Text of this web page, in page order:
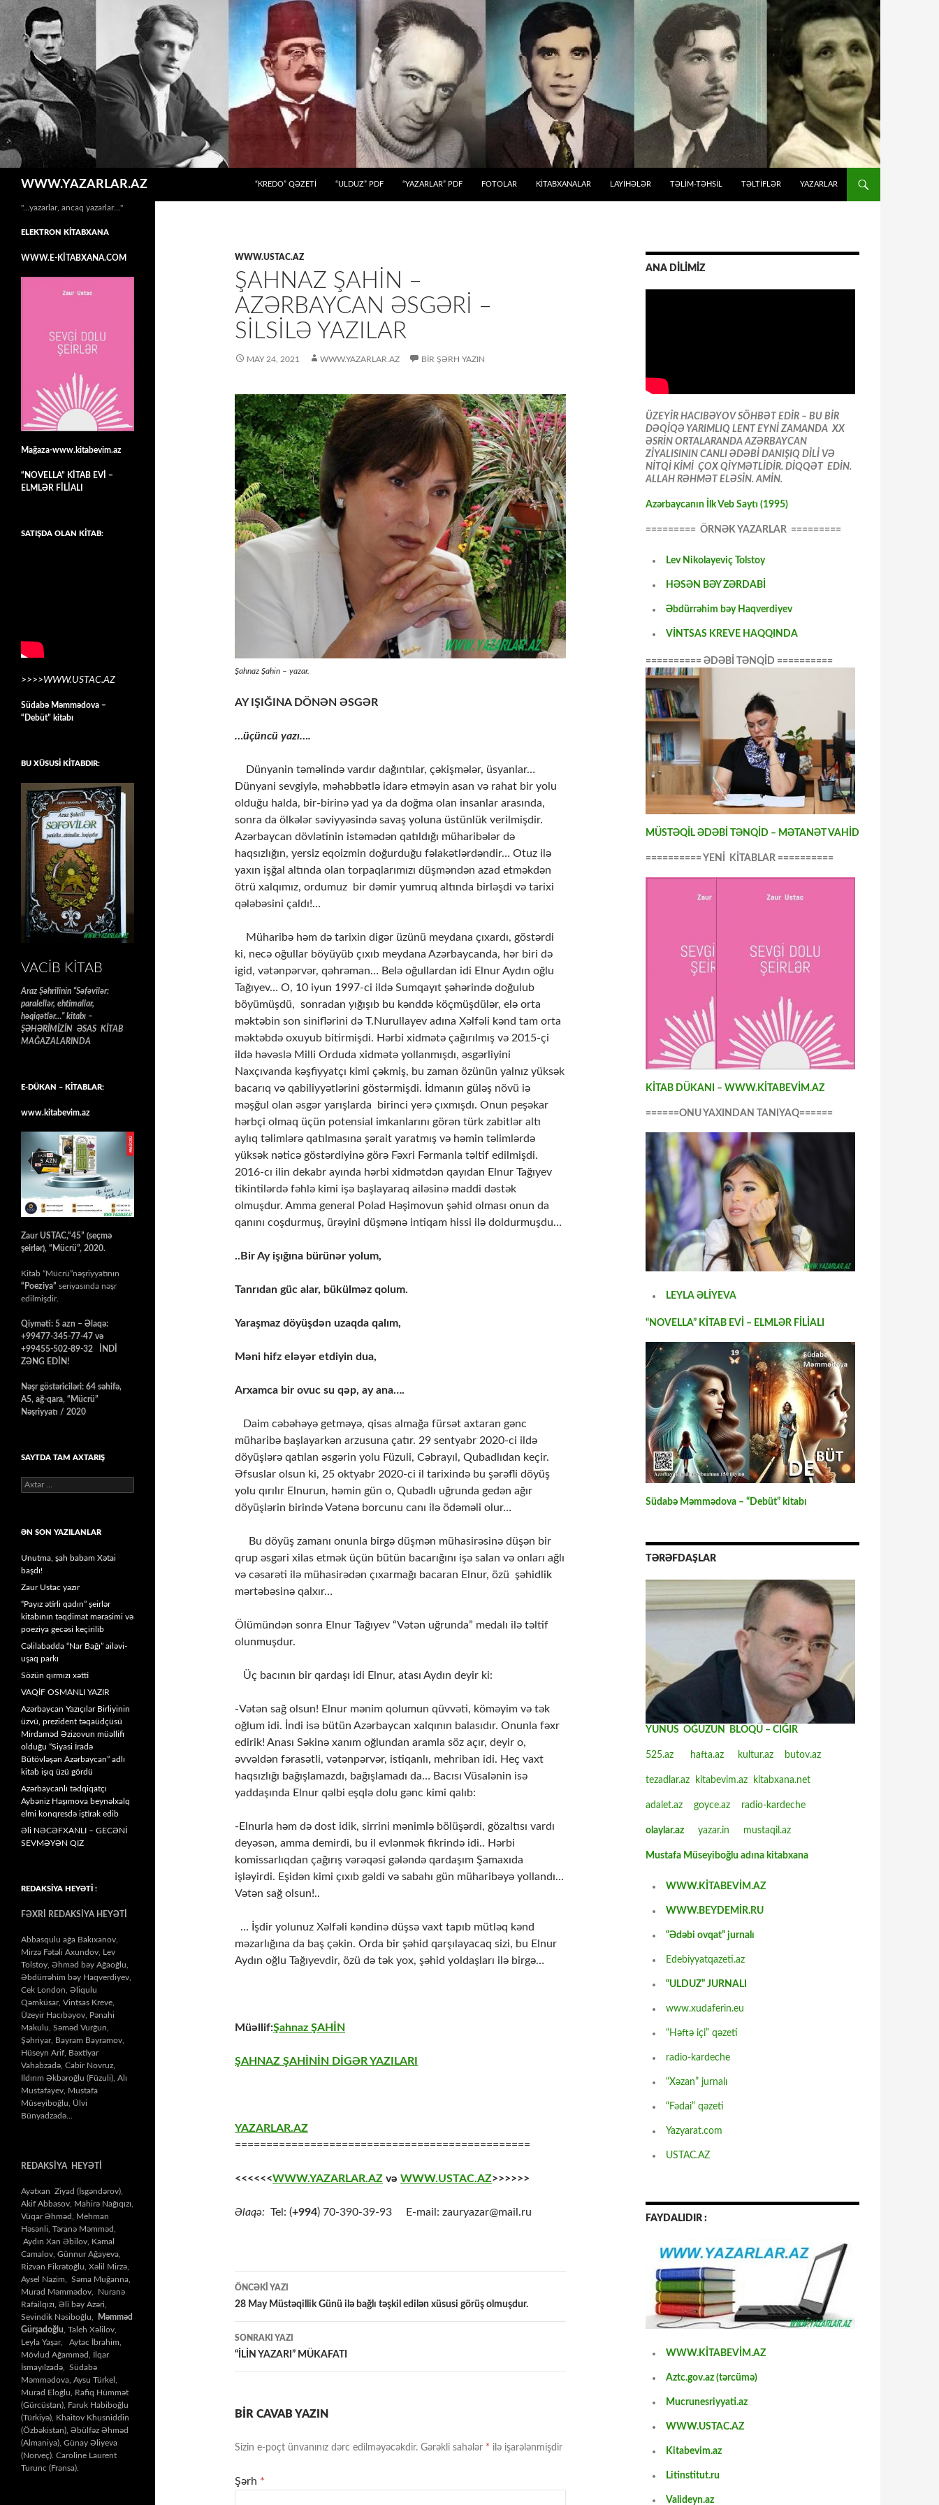
WWW.YAZARLAR.AZ
“KREDO” QƏZETİ
“ULDUZ” PDF “YAZARLAR” PDF FOTOLAR KİTABXANALAR LAYİHƏLƏR TƏLIM-TƏHSIL TƏLTİFLƏR YAZARLAR
WWW.USTAC.AZ
ŞAHNAZ ŞAHİN –
AZƏRBAYCAN ƏSGƏRİ –
SİLSİLƏ YAZILAR
MAY 24, 2021 WWW.YAZARLAR.AZ BIR ŞƏRH YAZIN
Şahnaz Şahin – yazar.
AY IŞIĞINA DÖNƏN ƏSGƏR
…üçüncü yazı….
Dünyanin təməlində vardır dağıntılar, çəkişmələr, üsyanlar…
Dünyani sevgiylə, məhəbbətlə idarə etməyin asan və rahat bir yolu
olduğu halda, bir-birinə yad ya da doğma olan insanlar arasında,
sonra da ölkələr səviyyəsində savaş yoluna üstünlük verilmişdir.
Azərbaycan dövlətinin istəmədən qatıldığı müharibələr də
haqsızlığın, yersiz eqoizmin doğurduğu fəlakətlərdəndir… Otuz ilə
yaxın işğal altında olan torpaqlarımızı düşməndən azad etməkdən
ötrü xalqımız, ordumuz bir dəmir yumruq altında birləşdi və tarixi
qələbəsini çaldı!…
Müharibə həm də tarixin digər üzünü meydana çıxardı, göstərdi
ki, necə oğullar böyüyüb çıxıb meydana Azərbaycanda, hər biri də
igid, vətənpərvər, qəhrəman… Belə oğullardan idi Elnur Aydın oğlu
Tağıyev… O, 10 iyun 1997-ci ildə Sumqayıt şəhərində doğulub
böyümüşdü, sonradan yığışıb bu kənddə köçmüşdülər, elə orta
məktəbin son siniflərini də T.Nurullayev adına Xəlfəli kənd tam orta
məktəbdə oxuyub bitirmişdi. Hərbi xidmətə çağırılmış və 2015-çi
ildə həvəslə Milli Orduda xidmətə yollanmışdı, əsgərliyini
Naxçıvanda kəşfiyyatçı kimi çəkmiş, bu zaman özünün yalnız yüksək
bacarıq və qabiliyyətlərini göstərmişdi. İdmanın güləş növü iə
məşğul olan əsgər yarışlarda birinci yerə çıxmışdı. Onun peşəkar
hərbçi olmaq üçün potensial imkanlarını görən türk zabitlər altı
aylıq təlimlərə qatılmasına şərait yaratmış və həmin təlimlərdə
yüksək nəticə göstərdiyinə görə Fəxri Fərmanla təltif edilmişdi.
2016-cı ilin dekabr ayında hərbi xidmətdən qayıdan Elnur Tağıyev
tikintilərdə fəhlə kimi işə başlayaraq ailəsinə maddi dəstək
olmuşdur. Amma general Polad Həşimovun şəhid olması onun da
qanını coşdurmuş, ürəyini düşmənə intiqam hissi ilə doldurmuşdu…
..Bir Ay işığına bürünər yolum,
Tanrıdan güc alar, bükülməz qolum.
Yaraşmaz döyüşdən uzaqda qalım,
Məni hifz eləyər etdiyin dua,
Arxamca bir ovuc su qəp, ay ana….
Daim cəbəhəyə getməyə, qisas almağa fürsət axtaran gənc
müharibə başlayarkən arzusuna çatır. 29 sentyabr 2020-ci ildə
döyüşlərə qatılan əsgərin yolu Füzuli, Cəbrayıl, Qubadlıdan keçir.
Əfsuslar olsun ki, 25 oktyabr 2020-ci il tarixində bu şərəfli döyüş
yolu qırılır Elnurun, həmin gün o, Qubadlı uğrunda gedən ağır
döyüşlərin birində Vətənə borcunu canı ilə ödəməli olur…
Bu döyüş zamanı onunla birgə düşmən mühasirəsinə düşən bir
qrup əsgəri xilas etmək üçün bütün bacarığını işə salan və onları ağlı
və cəsarəti ilə mühasirədən çıxarmağı bacaran Elnur, özü şəhidlik
mərtəbəsinə qalxır…
Ölümündən sonra Elnur Tağıyev “Vətən uğrunda” medalı ilə təltif
olunmuşdur.
Üç bacının bir qardaşı idi Elnur, atası Aydın deyir ki:
-Vətən sağ olsun! Elnur mənim qolumun qüvvəti, köməyim və tək
oğlum idi. İndi isə bütün Azərbaycan xalqının balasıdır. Onunla fəxr
edirik! Anası Səkinə xanım oğlundan aramla söz açır, deyir o,
əvvəldən fərasətli, vətənpərvər, istiqanlı, mehriban idi. Heç vaxt
haqsızlığı bağışlamazdı, bağışlamadı da… Bacısı Vüsalənin isə
yaddaşında Elnur qəlbi eşqlə dolu gənc kimi qalıb:
-Elnurla həm də dost idik, sirrini mənimlə bölüşərdi, gözaltısı vardı
deyəsən, amma demirdi, bu il evlənmək fikrində idi.. Hərbi
komissarlıqdan çağırış vərəqəsi gələndə qardaşım Şamaxıda
işləyirdi. Eşidən kimi çıxıb gəldi və sabahı gün müharibəyə yollandı…
Vətən sağ olsun!..
… İşdir yolunuz Xəlfəli kəndinə düşsə vaxt tapıb mütləq kənd
məzarlığına da baş çəkin. Orda bir şəhid qarşılayacaq sizi, bu Elnur
Aydın oğlu Tağıyevdir, özü də tək yox, şəhid yoldaşları ilə birgə…
Müəllif:Şahnaz ŞAHİN
ŞAHNAZ ŞAHİNİN DİGƏR YAZILARI
YAZARLAR.AZ
===============================================
<<<<<<WWW.YAZARLAR.AZ və WWW.USTAC.AZ>>>>>>
Əlaqə: Tel: (+994) 70-390-39-93 E-mail: zauryazar@mail.ru
Yazılar
üzrə
naviqasiya
ÖNCƏKI YAZI
28 May Müstəqillik Günü ilə bağlı təşkil edilən xüsusi görüş olmuşdur.
SONRAKI YAZI
“İLİN YAZARI” MÜKAFATI
BIR CAVAB YAZIN
Sizin e-poçt ünvanınız dərc edilməyəcəkdir. Gərəkli sahələr * ilə işarələnmişdir
Şərh *
ANA DİLİMİZ
ÜZEYİR HACIBƏYOV SÖHBƏT EDİR – BU BİR
DƏQİQƏ YARIMLIQ LENT EYNİ ZAMANDA XX
ƏSRİN ORTALARANDA AZƏRBAYCAN
ZİYALISININ CANLI ƏDƏBİ DANIŞIQ DİLİ VƏ
NİTQİ KİMİ ÇOX QİYMƏTLİDİR. DİQQƏT EDİN.
ALLAH RƏHMƏT ELƏSİN. AMİN.
Azərbaycanın İlk Veb Saytı (1995)
========= ÖRNƏK YAZARLAR =========
Lev Nikolayeviç Tolstoy
HƏSƏN BƏY ZƏRDABİ
Əbdürrəhim bəy Haqverdiyev
VİNTSAS KREVE HAQQINDA
========== ƏDƏBİ TƏNQİD ==========
MÜSTƏQİL ƏDƏBİ TƏNQİD – MƏTANƏT VAHİD
========== YENİ KİTABLAR ==========
KİTAB DÜKANI – WWW.KİTABEVİM.AZ
======ONU YAXINDAN TANIYAQ======
LEYLA ƏLİYEVA
“NOVELLA” KİTAB EVİ – ELMLƏR FİLİALI
Südabə Məmmədova – “Debüt” kitabı
TƏRƏFDAŞLAR
YUNUS OĞUZUN BLOQU – CIĞIR
525.az hafta.az kultur.az butov.az
tezadlar.az kitabevim.az kitabxana.net
adalet.az goyce.az radio-kardeche
olaylar.az yazar.in mustaqil.az
Mustafa Müseyiboğlu adına kitabxana
WWW.KİTABEVİM.AZ
WWW.BEYDEMİR.RU
“Ədəbi ovqat” jurnalı
Edebiyyatqazeti.az
“ULDUZ” JURNALI
www.xudaferin.eu
“Həftə içi” qəzeti
radio-kardeche
“Xəzan” jurnalı
“Fədai” qəzeti
Yazyarat.com
USTAC.AZ
FAYDALIDIR :
WWW.KİTABEVİM.AZ
Aztc.gov.az (tərcümə)
Mucrunesriyyati.az
WWW.USTAC.AZ
Kitabevim.az
Litinstitut.ru
Valideyn.az
"…yazarlar, ancaq yazarlar…"
ELEKTRON KİTABXANA
WWW.E-KİTABXANA.COM
Mağaza-www.kitabevim.az
“NOVELLA” KİTAB EVİ –
ELMLƏR FİLİALI
SATIŞDA OLAN KİTAB:
>>>>WWW.USTAC.AZ
Südabə Məmmədova –
“Debüt” kitabı
BU XÜSUSİ KİTABDIR:
VACIB KITAB
Araz Şəhrilinin “Səfəvilər:
paralellər, ehtimallar,
həqiqətlər…” kitabı –
ŞƏHƏRİMİZİN ƏSAS KİTAB
MAĞAZALARINDA
E-DÜKAN – KİTABLAR:
www.kitabevim.az
Zaur USTAC,“45” (seçmə
şeirlər), “Mücrü”, 2020.
Kitab “Mücrü”nəşriyyatının
“Poeziya” seriyasında nəşr
edilmişdir.
Qiyməti: 5 azn – Əlaqə:
+99477-345-77-47 və
+99455-502-89-32 İNDİ
ZƏNG EDİN!
Nəşr göstəriciləri: 64 səhifə,
A5, ağ-qara, “Mücrü”
Nəşriyyatı / 2020
SAYTDA TAM AXTARIŞ
Axtarış:
ƏN SON YAZILANLAR
Unutma, şah babam Xətai
başdı!
Zaur Ustac yazır
“Payız ətirli qadın” şeirlər
kitabının təqdimat mərasimi və
poeziya gecəsi keçirilib
Cəlilabadda “Nar Bağı” ailəvi-
uşaq parkı
Sözün qırmızı xətti
VAQİF OSMANLI YAZIR
Azərbaycan Yazıçılar Birliyinin
üzvü, prezident təqaüdçüsü
Mirdaməd Əzizovun müəllifi
olduğu “Siyasi İradə
Bütövləşən Azərbaycan” adlı
kitab işıq üzü gördü
Azərbaycanlı tədqiqatçı
Aybəniz Haşımova beynəlxalq
elmi konqresdə iştirak edib
Əli NƏCƏFXANLI – GECƏNİ
SEVMƏYƏN QIZ
REDAKSİYA HEYƏTİ :
FƏXRİ REDAKSİYA HEYƏTİ
Abbasqulu ağa Bakıxanov,
Mirzə Fətəli Axundov, Lev
Tolstoy, Əhməd bəy Ağaoğlu,
Əbdürrəhim bəy Haqverdiyev,
Cek London, Əliqulu
Qəmküsar, Vintsas Kreve,
Üzeyir Hacıbəyov, Pənahi
Makulu, Səməd Vurğun,
Şəhriyar, Bayram Bayramov,
Hüseyn Arif, Bəxtiyar
Vahabzadə, Cabir Novruz,
İldırım Əkbəroğlu (Füzuli), Alı
Mustafayev, Mustafa
Müseyiboğlu, Ülvi
Bünyadzadə…
REDAKSİYA HEYƏTİ
Ayətxan Ziyad (İsgəndərov),
Akif Abbasov, Mahirə Nağıqızı,
Vüqar Əhməd, Mehman
Həsənli, Təranə Məmməd,
Aydın Xan Əbilov, Kamal
Camalov, Günnur Ağayeva,
Rizvan Fikrətoğlu, Xəlil Mirzə,
Aysel Nazim, Səma Muğanna,
Murad Məmmədov, Nuranə
Rafailqızı, Əli bəy Azəri,
Sevindik Nəsiboğlu,
Məmməd
Gürşadoğlu , Taleh Xəlilov,
Leyla Yaşar, Aytac İbrahim,
Mövlud Ağamməd, İlqar
İsmayılzadə, Südabə
Məmmədova, Aysu Türkel,
Murad Eloğlu, Rafiq Hümmət
(Gürcüstan), Faruk Habiboğlu
(Türkiyə), Khaitov Khusniddin
(Özbəkistan), Əbülfəz Əhməd
(Almaniya), Günay Əliyeva
(Norveç). Caroline Laurent
Turunc (Fransa).